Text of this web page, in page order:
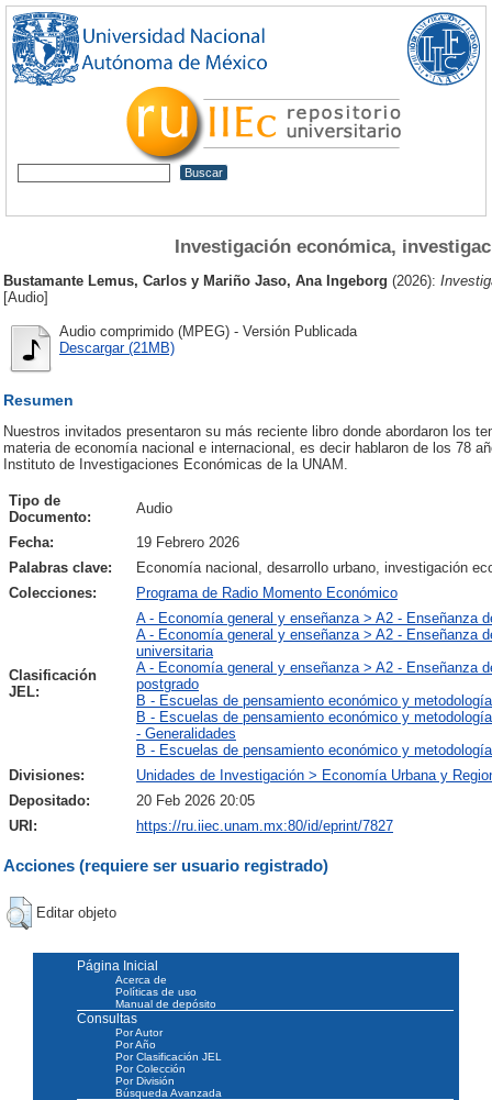
Investigación económica,
Bustamante Lemus, Carlos y Mariño Jaso, Ana Ingeborg (2026):
[Audio]
Audio comprimido (MPEG) - Versión Publicada
Descargar (21MB)
Resumen
Nuestros invitados presentaron su más reciente libro donde abordaron los
materia de economía nacional e internacional, es decir hablaron de los 78
Instituto de Investigaciones Económicas de la UNAM.
Tipo de
Documento:
Audio
Fecha:
19 Febrero 2026
Palabras clave:
Economía nacional, desarrollo urbano, investigación
Colecciones:
Programa de Radio Momento Económico
Clasificación
JEL:
A - Economía general y enseñanza > A2 - Enseñanza
A - Economía general y enseñanza > A2 - Enseñanza
universitaria
A - Economía general y enseñanza > A2 - Enseñanza
postgrado
B - Escuelas de pensamiento económico y
B - Escuelas de pensamiento económico y
- Generalidades
B - Escuelas de pensamiento económico y
Divisiones:
Unidades de Investigación > Economía Urbana y
Depositado:
20 Feb 2026 20:05
URI:
https://ru.iiec.unam.mx:80/id/eprint/7827
Acciones (requiere ser usuario registrado)
Editar objeto
Página Inicial
Acerca de
Políticas de uso
Manual de depósito
Consultas
Por Autor
Por Año
Por Clasificación JEL
Por Colección
Por División
Búsqueda Avanzada